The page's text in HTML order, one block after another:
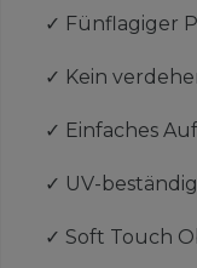
✓ Fünflagiger
✓ Kein
✓ Einfaches
✓ UV-beständig
✓ Soft Touch